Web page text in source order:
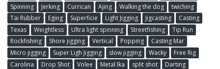
Spinning
Jerking Currican Ajing Walking the dog
twiching
Tai Rubber
Eging Superficie Light Jigging Jigcasting
Casting
Texas
Weightless Ultra light spinning Streetfishing
Tip Run
Rockfishing
Shore jigging Vertical Popping
Casting Mar
Micro jigging
Super Ligh Jigging slow jigging Wacky
Free Rig
Carolina
Drop Shot Volee Metal Ika split shot
Darting